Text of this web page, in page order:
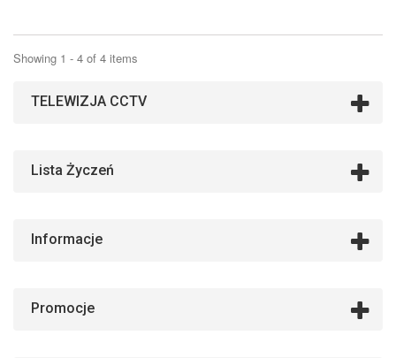
Showing 1 - 4 of 4 items
TELEWIZJA CCTV
Lista Życzeń
Informacje
Promocje